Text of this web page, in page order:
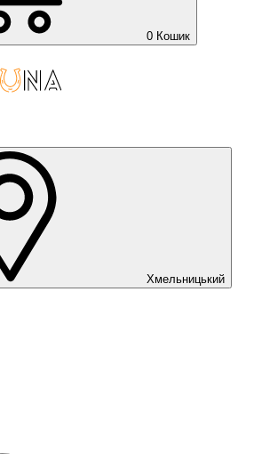
0 Кошик
Хмельницький